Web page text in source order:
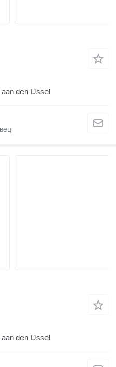
den IJssel
den IJssel